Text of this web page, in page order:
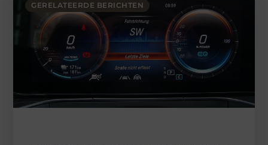
GERELATEERDE BERICHTEN